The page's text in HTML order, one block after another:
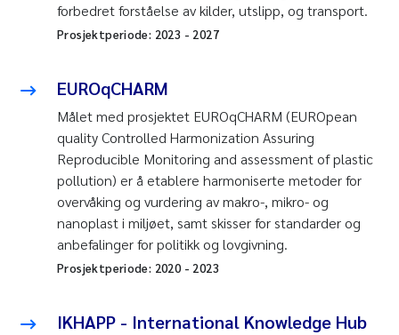
forbedret forståelse av kilder, utslipp, og transport.
Prosjektperiode: 2023 - 2027
EUROqCHARM
Målet med prosjektet EUROqCHARM (EUROpean
quality Controlled Harmonization Assuring
Reproducible Monitoring and assessment of plastic
pollution) er å etablere harmoniserte metoder for
overvåking og vurdering av makro-, mikro- og
nanoplast i miljøet, samt skisser for standarder og
anbefalinger for politikk og lovgivning.
Prosjektperiode: 2020- 2023
IKHAPP - International Knowledge Hub